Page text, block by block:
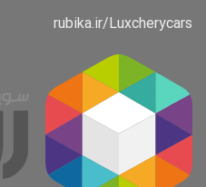
rubika.ir/Luxcherycars